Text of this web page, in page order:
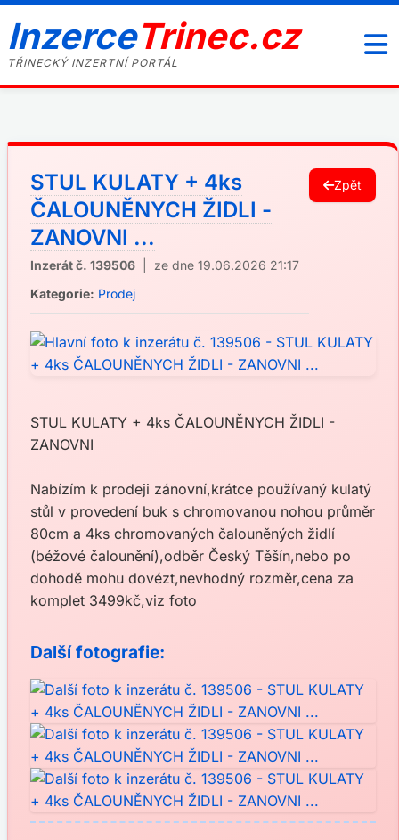
InzerceTrinec.cz
TŘINECKÝ INZERTNÍ PORTÁL
STUL KULATY + 4ks
ČALOUNĚNYCH ŽIDLI -
ZANOVNI ...
Inzerát č. 139506 | ze dne 19.06.2026 21:17
Kategorie: Prodej
Zpět
STUL KULATY + 4ks ČALOUNĚNYCH ŽIDLI -
ZANOVNI
Nabízím k prodeji zánovní,krátce používaný kulatý
stůl v provedení buk s chromovanou nohou průměr
80cm a 4ks chromovaných čalouněných židlí
(béžové čalounění),odběr Český Těšín,nebo po
dohodě mohu dovézt,nevhodný rozměr,cena za
komplet 3499kč,viz foto
Další fotografie: